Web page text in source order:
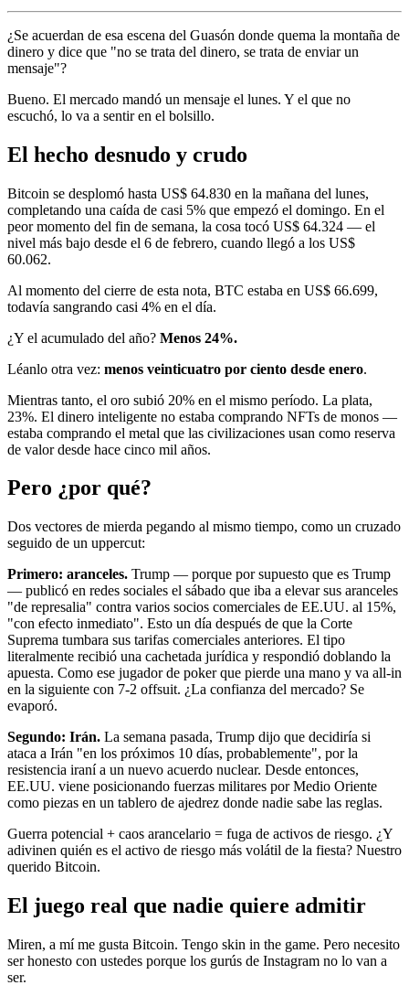
¿Se acuerdan de esa escena del Guasón donde quema la montaña de
dinero y dice que "no se trata del dinero, se trata de enviar un
mensaje"?
Bueno. El mercado mandó un mensaje el lunes. Y el que no
escuchó, lo va a sentir en el bolsillo.
El hecho desnudo y crudo
Bitcoin se desplomó hasta US$ 64.830 en la mañana del lunes,
completando una caída de casi 5% que empezó el domingo. En el
peor momento del fin de semana, la cosa tocó US$ 64.324 — el
nivel más bajo desde el 6 de febrero, cuando llegó a los US$
60.062.
Al momento del cierre de esta nota, BTC estaba en US$ 66.699,
todavía sangrando casi 4% en el día.
¿Y el acumulado del año? Menos 24%.
Léanlo otra vez: menos veinticuatro por ciento desde enero.
Mientras tanto, el oro subió 20% en el mismo período. La plata,
23%. El dinero inteligente no estaba comprando NFTs de monos —
estaba comprando el metal que las civilizaciones usan como reserva
de valor desde hace cinco mil años.
Pero ¿por qué?
Dos vectores de mierda pegando al mismo tiempo, como un cruzado
seguido de un uppercut:
Primero: aranceles. Trump — porque por supuesto que es Trump
— publicó en redes sociales el sábado que iba a elevar sus aranceles
"de represalia" contra varios socios comerciales de EE.UU. al 15%,
"con efecto inmediato". Esto un día después de que la Corte
Suprema tumbara sus tarifas comerciales anteriores. El tipo
literalmente recibió una cachetada jurídica y respondió doblando la
apuesta. Como ese jugador de poker que pierde una mano y va all-in
en la siguiente con 7-2 offsuit. ¿La confianza del mercado? Se
evaporó.
Segundo: Irán. La semana pasada, Trump dijo que decidiría si
ataca a Irán "en los próximos 10 días, probablemente", por la
resistencia iraní a un nuevo acuerdo nuclear. Desde entonces,
EE.UU. viene posicionando fuerzas militares por Medio Oriente
como piezas en un tablero de ajedrez donde nadie sabe las reglas.
Guerra potencial + caos arancelario = fuga de activos de riesgo. ¿Y
adivinen quién es el activo de riesgo más volátil de la fiesta? Nuestro
querido Bitcoin.
El juego real que nadie quiere admitir
Miren, a mí me gusta Bitcoin. Tengo skin in the game. Pero necesito
ser honesto con ustedes porque los gurús de Instagram no lo van a
ser.